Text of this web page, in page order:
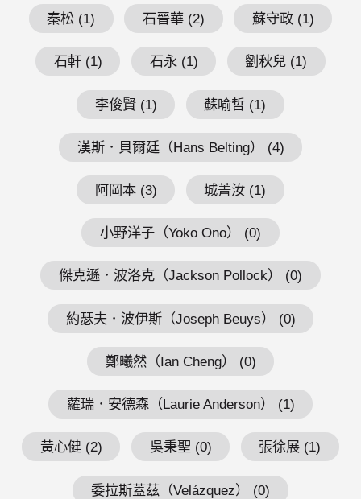
秦松 (1) 石晉華 (2) 蘇守政 (1)
石軒 (1) 石永 (1) 劉秋兒 (1)
李俊賢 (1) 蘇喻哲 (1)
漢斯．貝爾廷（Hans Belting） (4)
阿岡本 (3) 城菁汝 (1)
小野洋子（Yoko Ono） (0)
傑克遜．波洛克（Jackson Pollock） (0)
約瑟夫．波伊斯（Joseph Beuys） (0)
鄭曦然（Ian Cheng） (0)
蘿瑞．安德森（Laurie Anderson） (1)
黃心健 (2) 吳秉聖 (0) 張徐展 (1)
委拉斯蓋茲（Velázquez） (0)